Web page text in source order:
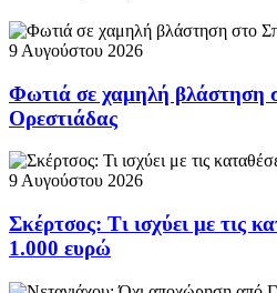
9 Αυγούστου 2026
Φωτιά σε χαμηλή βλάστηση
Ορεστιάδας
9 Αυγούστου 2026
Σκέρτσος: Τι ισχύει με τις
1.000 ευρώ